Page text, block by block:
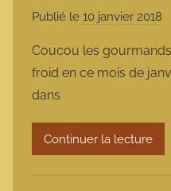
Publié le 10 janvier 2018
r
r
Coucou les
froid en ce mois de
dans
Continuer la lecture